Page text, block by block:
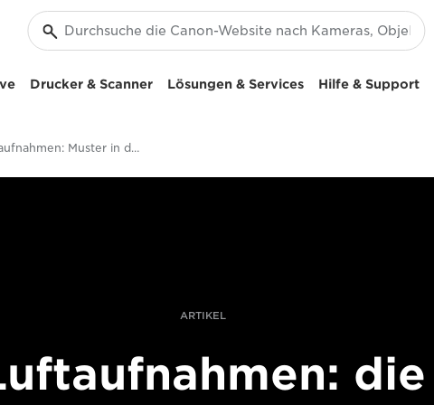
Drucker & Scanner Lösungen & Services Hilfe & Support
Luftaufnahmen: Muster in der Natur fotografieren
ARTIKEL
die